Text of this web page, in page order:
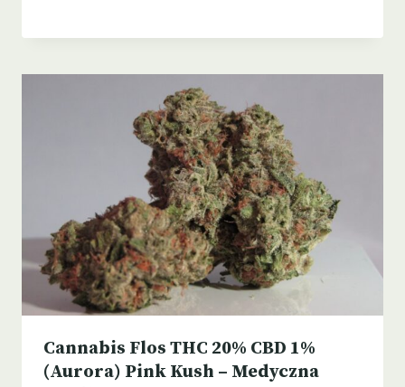
Cannabis Flos THC 20% CBD 1%
(Aurora) Pink Kush – Medyczna